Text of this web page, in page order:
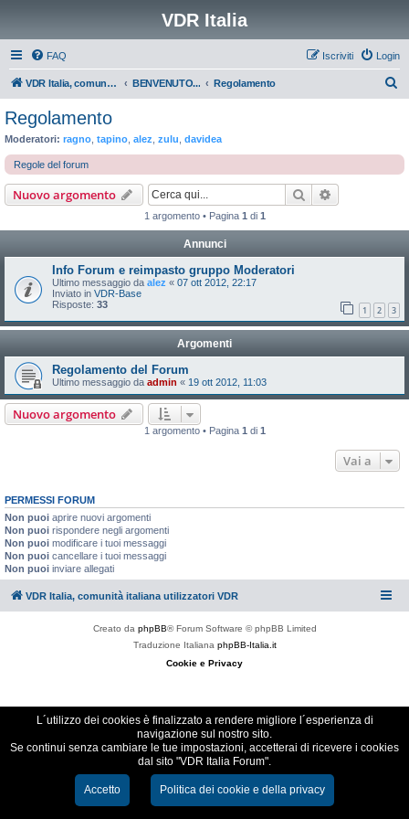
VDR Italia
FAQ Login
Iscriviti
VDR Italia, comunità italiana utilizzatori VDR BENVENUTO... Regolamento
a
Regolamento
Moderatori: ragno tapino alez zulu davidea
Regole del forum
Nuovo argomento Cerca
1 argomento • Pagina 1 di 1
Annunci
Info Forum e reimpasto gruppo Moderatori
Ultimo messaggio da alez « 07 ott 2012, 22:17
Inviato in VDR-Base
Risposte: 33 1 2 3
Argomenti
Regolamento del Forum
Ultimo messaggio da admin « 19 ott 2012, 11:03
Nuovo argomento
1 argomento • Pagina 1 di 1
Vai a
PERMESSI FORUM
Non puoi aprire nuovi argomenti
Non puoi rispondere negli argomenti
Non puoi modificare i tuoi messaggi
Non puoi cancellare i tuoi messaggi
Non puoi inviare allegati
VDR Italia, comunità italiana utilizzatori VDR
Creato da phpBB® Forum Software © phpBB Limited
Traduzione Italiana phpBB-Italia.it
Cookie e Privacy
L´utilizzo dei cookies è finalizzato a rendere migliore l´esperienza di
navigazione sul nostro sito.
Se continui senza cambiare le tue impostazioni, accetterai di ricevere i cookies
dal sito "VDR Italia Forum".
Accetto Politica dei cookie e della privacy